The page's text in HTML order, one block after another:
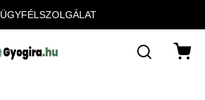
ÜGYFÉLSZOLGÁLAT